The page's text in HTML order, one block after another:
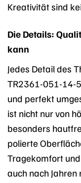
Kreativität sind
Die Details:
kann
Jedes Detail des
TR2361-051-14-
und perfekt
ist nicht nur von
besonders
polierte
Tragekomfort
auch nach